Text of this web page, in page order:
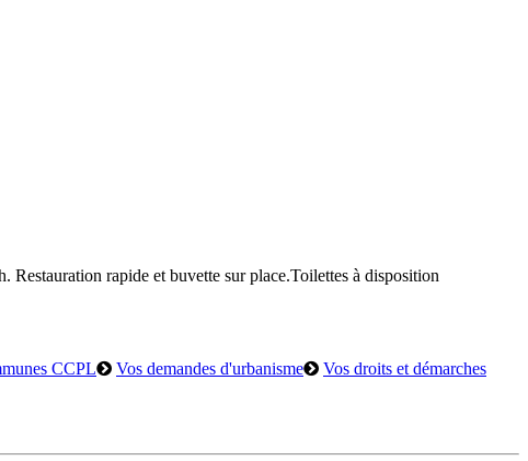
rapide et buvette sur place.Toilettes à disposition
CCPL Vos demandes d'urbanisme
Vos droits et démarches